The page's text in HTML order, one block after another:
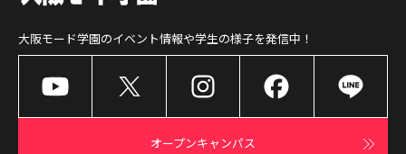
大阪モード学園のイベント情報や学生の様子を発信中！
オープンキャンパス